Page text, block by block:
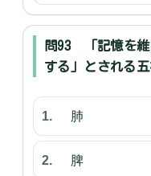
問93 「記憶を維
する」とされる
肺
脾